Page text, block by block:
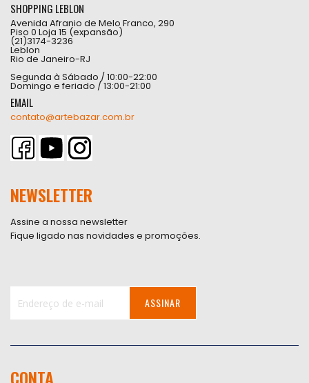
SHOPPING LEBLON
Avenida Afranio de Melo Franco, 290
Piso 0 Loja 15 (expansão)
(21)3174-3236
Leblon
Rio de Janeiro-RJ
Segunda à Sábado / 10:00-22:00
Domingo e feriado / 13:00-21:00
EMAIL
contato@artebazar.com.br
NEWSLETTER
Assine a nossa newsletter
Fique ligado nas novidades e promoções.
Newsletter:
ASSINAR
CONTA